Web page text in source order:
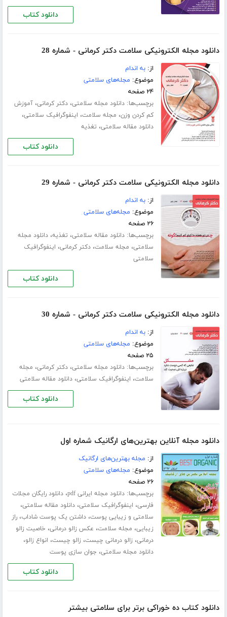
دانلود کتاب
دانلود مجله الکترونیکی سلامت دکتر کرمانی - شماره 28
از:به اندام
موضوع: مجله‌های سلامتی
۲۴ صفحه
برچسب‌ها:دانلود مجله سلامتی،دکتر کرمانی،آموزش
کم کردن وزن، مجله سلامت، اینفوگرافیک سلامتی،
دانلود مقاله سلامتی، تغذیه
دانلود کتاب
دانلود مجله الکترونیکی سلامت دکتر کرمانی - شماره 29
از:به اندام
موضوع: مجله‌های سلامتی
۲۶ صفحه
برچسب‌ها:دانلود مقاله سلامتی، تغذیه،دانلود مجله
سلامتی، مجله سلامت،دکتر کرمانی، اینفوگرافیک
سلامتی
دانلود کتاب
دانلود مجله الکترونیکی سلامت دکتر کرمانی - شماره 30
از:به اندام
موضوع: مجله‌های سلامتی
۲۵ صفحه
برچسب‌ها:دانلود مجله سلامتی،دکتر کرمانی، مجله
سلامت، اینفوگرافیک سلامتی،دانلود مقاله سلامتی
دانلود کتاب
دانلود مجله آنلاین بهترین‌های ارگانیک شماره اول
از: مجله بهترین‌های ارگانیک
موضوع: مجله‌های سلامتی
۲۶ صفحه
برچسب‌ها:دانلود مجله ایرانی pdf ،دانلود رایگان مجلات
فارسی، اینفوگرافیک سلامتی،دانلود مقاله سلامتی،
سلامتی و زیبایی پوست،داشتن یک پوست شاداب،راز
زیبایی، مجله سلامت، عکس زالو درمانی، خاصیت زالو
درمانی، زالو درمانی چیست، زالو چیست، انواع زالو،
دانلود مجله سلامتی، جوان سازی پوست
دانلود کتاب
دانلود کتاب ده خوراکی برتر برای سلامتی بیشتر